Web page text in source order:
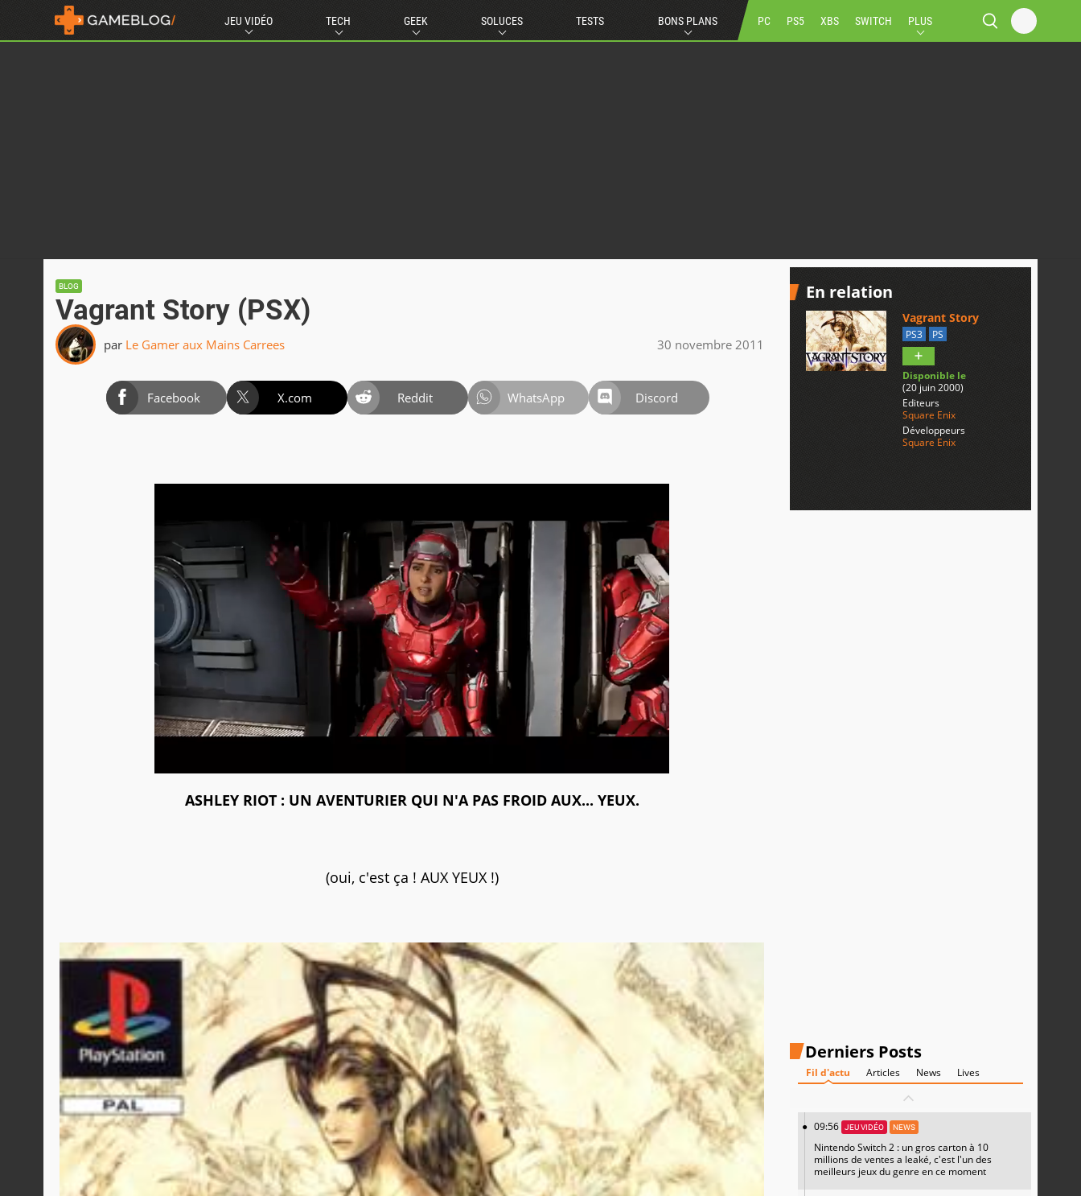
JEU VIDÉO TECH GEEK SOLUCES TESTS BONS PLANS PC PS5 XBS SWITCH PLUS
BLOG
Vagrant Story (PSX)
par Le Gamer aux Mains Carrees 30 novembre 2011
Facebook X.com Reddit WhatsApp Discord
ASHLEY RIOT : UN AVENTURIER QUI N'A PAS FROID AUX... YEUX.
(oui, c'est ça ! AUX YEUX !)
En relation
Vagrant Story
PS3 PS
Disponible le
(20 juin 2000)
Editeurs
Square Enix
Développeurs
Square Enix
Derniers Posts
Fil d'actu Articles News Lives
09:56 JEU VIDÉO NEWS
Nintendo Switch 2 : un gros carton à 10
millions de ventes a leaké, c'est l'un des
meilleurs jeux du genre en ce moment